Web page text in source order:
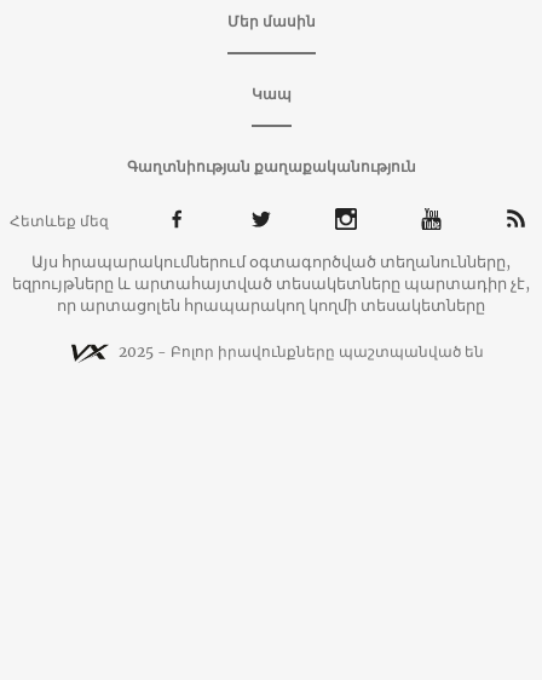
Մեր մասին
Կապ
Գաղտնիության քաղաքականություն
Հետևեք մեզ
Այս հրապարակումներում օգտագործված տեղանունները,
եզրույթները և արտահայտված տեսակետները պարտադիր չէ,
որ արտացոլեն հրապարակող կողմի տեսակետները
2025 - Բոլոր իրավունքները պաշտպանված են